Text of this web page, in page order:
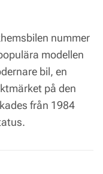
nummer
modellen
bil, en
på den
från 1984